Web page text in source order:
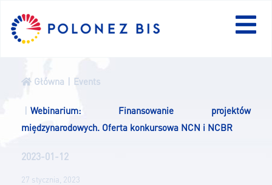
EN
FELLOWS
Główna Events
Webinarium: Finansowanie projektów
międzynarodowych. Oferta konkursowa NCN i NCBR
2023-01-12
27 stycznia, 2023